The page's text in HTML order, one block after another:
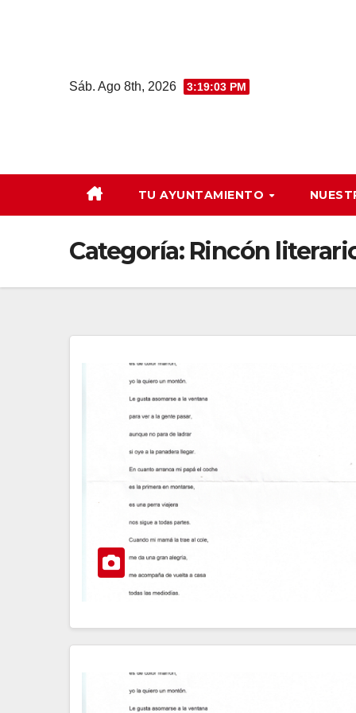
Sáb. Ago 8th, 2026 3:19:04 PM
TU AYUNTAMIENTO
Categoría: Rincón